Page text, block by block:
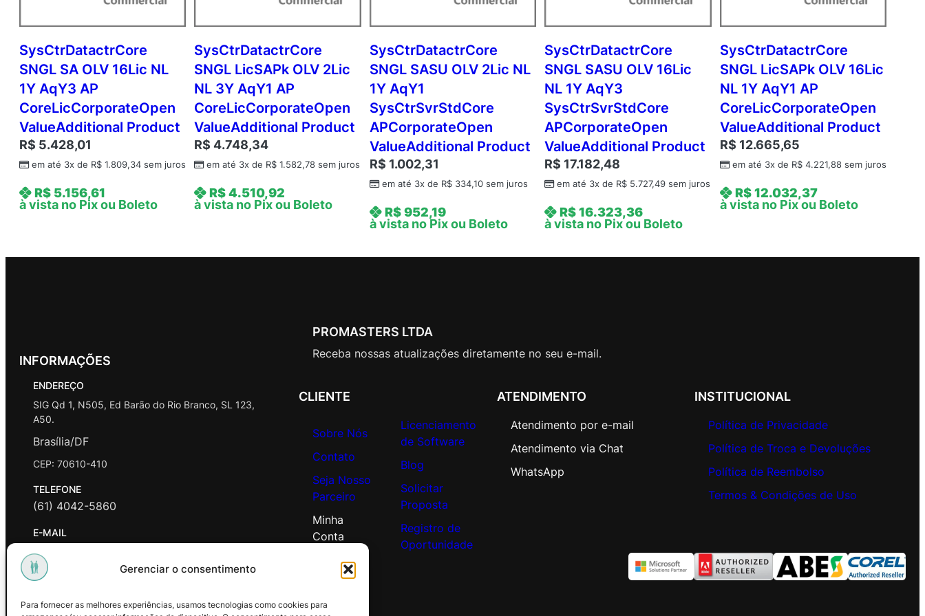
Gerenciar o consentimento
Para fornecer as melhores experiências, usamos tecnologias como cookies para
N
L
1
Y
A
q
Y
1
A
P
e
r
r
o
SysCtrDatactrCore
SNGL SA OLV 16Lic NL
1Y AqY3 AP
CoreLicCorporateOpen
ValueAdditional Product
R$ 5.428,01
em até 3x de R$ 1.809,34 sem juros
R$ 5.156,61
à vista no Pix ou Boleto
SysCtrDatactrCore
SNGL LicSAPk OLV 2Lic
NL 3Y AqY1 AP
CoreLicCorporateOpen
ValueAdditional Product
R$ 4.748,34
em até 3x de R$ 1.582,78 sem juros
R$4.510,92
à vista no Pix ou Boleto
SysCtrDatactrCore
SNGL SASU OLV 2Lic NL
1Y AqY1
SysCtrSvrStdCore
APCorporateOpen
ValueAdditional Product
R$ 1.002,31
em até 3x de R$334,10sem juros
R$952,19
à vista no Pix ou Boleto
SysCtrDatactrCore
SNGL SASU OLV 16Lic
NL 1Y AqY3
SysCtrSvrStdCore
APCorporateOpen
ValueAdditional Product
R$ 17.182,48
em até 3x de R$ 5.727,49 sem juros
R$16.323,36
à vista no Pix ou Boleto
SysCtrDatactrCore
SNGL LicSAPk OLV 16Lic
NL 1Y AqY1 AP
CoreLicCorporateOpen
ValueAdditional Product
R$ 12.665,65
em até 3x de R$4.221,88sem juros
R$12.032,37
à vista no Pix ou Boleto
INFORMAÇÕES
ENDEREÇO
SIG Qd 1, N505, Ed Barão do Rio Branco, SL 123,
A50.
Brasília/DF
CEP: 70610-410
TELEFONE
(61) 4042-5860
E-MAIL
contato@promasters.net.br
HORÁRIO DE ATENDIMENTO
PROMASTERS LTDA
Receba nossas atualizações diretamente no seu e-mail.
CLIENTE
Sobre Nós
Contato
Seja Nosso
Parceiro
Minha
Conta
Licenciamento
de Software
Blog
Solicitar
Proposta
Registro de
Oportunidade
ATENDIMENTO
Atendimento por e-mail
Atendimento via Chat
WhatsApp
INSTITUCIONAL
Política de Privacidade
Política de Troca e Devoluções
Política de Reembolso
Termos & Condições de Uso